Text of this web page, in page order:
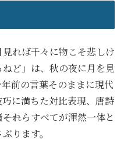
れば千々に物こそ悲しけ
ど」は、秋の夜に月を見
前の言葉そのままに現代
に満ちた対比表現、唐詩
それらすべてが渾然一体と
ります。